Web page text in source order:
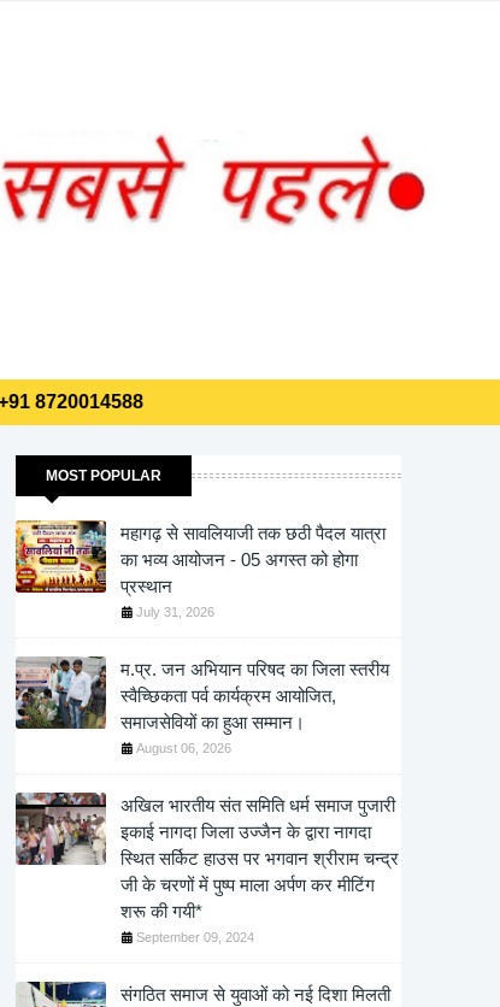
लाइव समय • भारत
MOST POPULAR
महागढ़ से सावलियाजी तक छठी पैदल यात्रा
का भव्य आयोजन - 05 अगस्त को होगा
प्रस्थान
July 31, 2026
म.प्र. जन अभियान परिषद का जिला स्तरीय
स्वैच्छिकता पर्व कार्यक्रम आयोजित,
समाजसेवियों का हुआ सम्मान।
August 06, 2026
अखिल भारतीय संत समिति धर्म समाज पुजारी
इकाई नागदा जिला उज्जैन के द्वारा नागदा
स्थित सर्किट हाउस पर भगवान श्रीराम चन्द्र
जी के चरणों में पुष्प माला अर्पण कर मीटिंग
शरू की गयी*
September 09, 2024
संगठित समाज से युवाओं को नई दिशा मिलती